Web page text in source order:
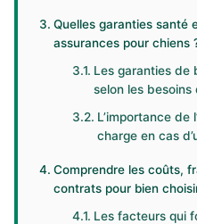
Quelles garanties santé
assurances pour chiens
Les garanties de
selon les
L’importance de
charge en cas
Comprendre les coûts,
contrats pour bien
Les facteurs qui